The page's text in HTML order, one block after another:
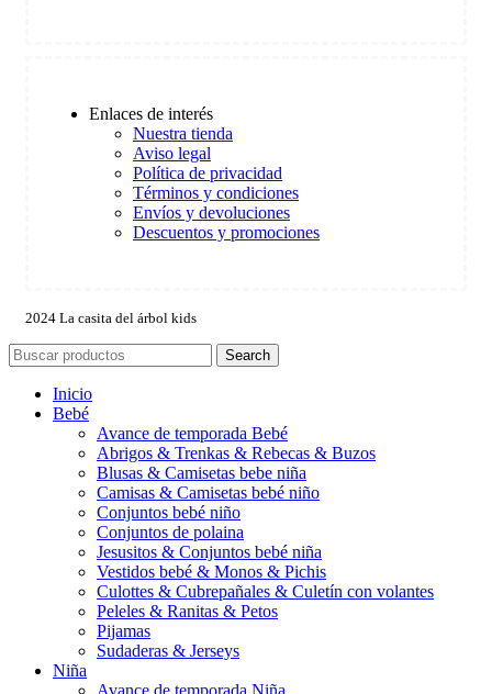
Enlaces de interés
Nuestra tienda
Aviso legal
Política de privacidad
Términos y condiciones
Envíos y devoluciones
Descuentos y promociones
2024 La casita del árbol kids
Search
Inicio
Bebé
Avance de temporada Bebé
Abrigos & Trenkas & Rebecas & Buzos
Blusas & Camisetas bebe niña
Camisas & Camisetas bebé niño
Conjuntos bebé niño
Conjuntos de polaina
Jesusitos & Conjuntos bebé niña
Vestidos bebé & Monos & Pichis
Culottes & Cubrepañales & Culetín con volantes
Peleles & Ranitas & Petos
Pijamas
Sudaderas & Jerseys
Niña
Avance de temporada Niña